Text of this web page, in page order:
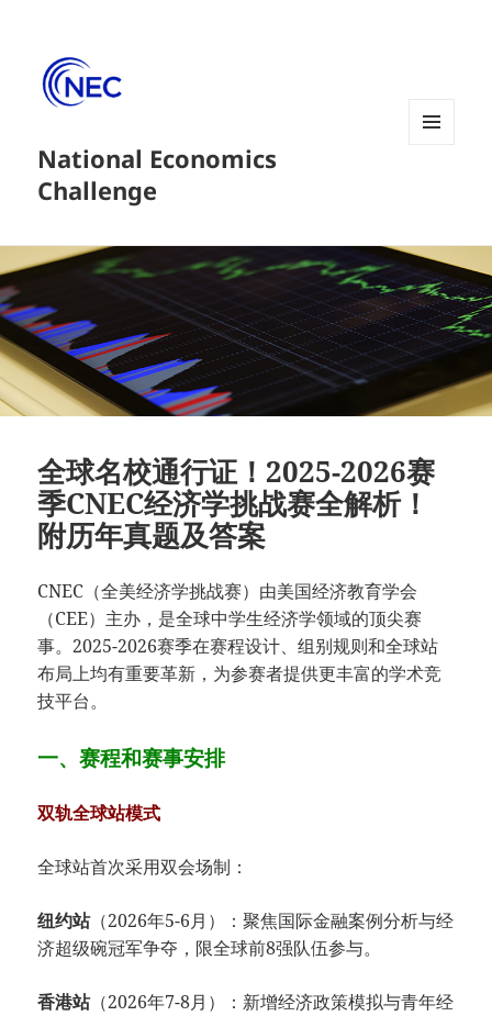
National Economics
Challenge
全球名校通行证！2025-2026赛
季CNEC经济学挑战赛全解析！
附历年真题及答案
CNEC（全美经济学挑战赛）由美国经济教育学会
（CEE）主办，是全球中学生经济学领域的顶尖赛
事。2025-2026赛季在赛程设计、组别规则和全球站
布局上均有重要革新，为参赛者提供更丰富的学术竞
技平台。
一、赛程和赛事安排
​双轨全球站模式​
全球站首次采用双会场制：
​纽约站​​（2026年5-6月）：聚焦国际金融案例分析与经
济超级碗冠军争夺，限全球前8强队伍参与。
​香港站​​（2026年7-8月）：新增经济政策模拟与青年经